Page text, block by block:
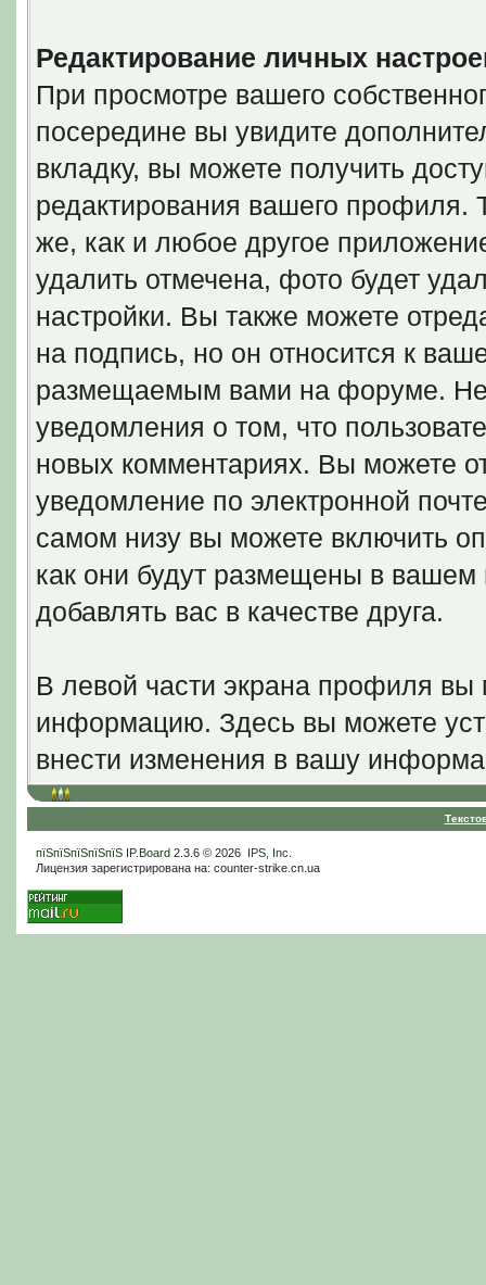
Редактирование личных
При просмотре вашего
посередине вы увидите
вкладку, вы можете получить
редактирования вашего профиля.
же, как и любое другое
удалить отмечена, фото будет
настройки. Вы также можете
на подпись, но он относится к
размещаемым вами на форуме.
уведомления о том, что
новых комментариях. Вы можете
уведомление по электронной
самом низу вы можете включить
как они будут размещены в
добавлять вас в качестве друга.
В левой части экрана профиля вы
информацию. Здесь вы можете
внести изменения в вашу
пїЅпїЅпїЅпїЅпїЅ IP.Board2.3.6 © 2026 IPS, Inc
Лицензия зарегистрирована на: counter-strike.cn.ua